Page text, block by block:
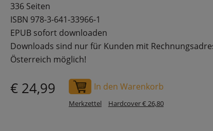
336 Seiten
ISBN 978-3-641-33966-1
EPUB sofort downloaden
Downloads sind nur für Kunden mit
Österreich möglich!
€ 24,99 In den Warenkorb
Merkzettel Hardcover € 26,80